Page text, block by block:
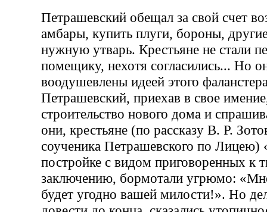
Петрашевский обещал за свой счет
амбары, купить плуги, бороны,
нужную утварь. Крестьяне не стали
помещику, нехотя согласились... Но
воодушевлены идеей этого
Петрашевский, приехав в свое
строительство нового дома и
они, крестьяне (по рассказу В. Р.
соученика Петрашевского по Лицею)
постройке с видом приговоренных к
заключению, бормотали угрюмо:
будет угодно вашей милости!». Но